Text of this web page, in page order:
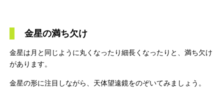
金星の満ち欠け
金星は月と同じように丸くなったり細長くなったりと、満ち欠け
があります。
金星の形に注目しながら、天体望遠鏡をのぞいてみましょう。